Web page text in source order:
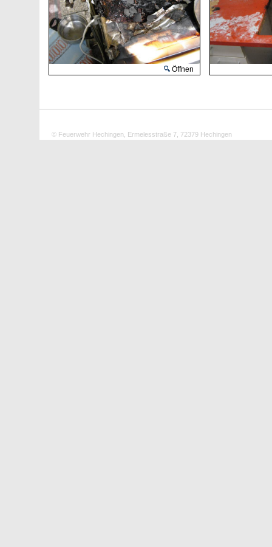
Öffnen
© Feuerwehr Hechingen, Ermelesstraße 7, 72379 Hechingen